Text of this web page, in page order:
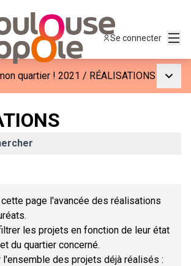
Se connecter
quartier ! 2021 / RÉALISATIONS
page l'avancée des réalisations
les projets en fonction de leur état
du quartier concerné.
l'ensemble des projets déjà réalisés :